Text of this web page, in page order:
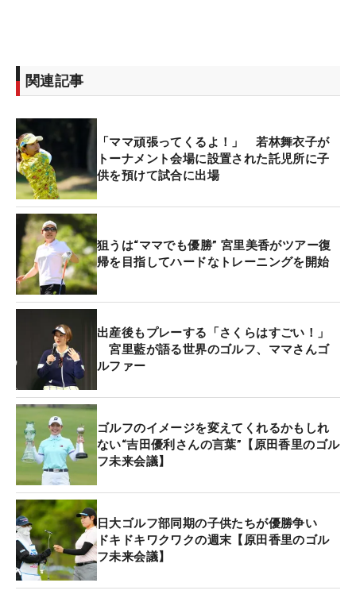
関連記事
「ママ頑張ってくるよ！」 若林舞衣子が
トーナメント会場に設置された託児所に子
供を預けて試合に出場
狙うは“ママでも優勝” 宮里美香がツアー復
帰を目指してハードなトレーニングを開始
出産後もプレーする「さくらはすごい！」
宮里藍が語る世界のゴルフ、ママさんゴ
ルファー
ゴルフのイメージを変えてくれるかもしれ
ない“吉田優利さんの言葉”【原田香里のゴル
フ未来会議】
日大ゴルフ部同期の子供たちが優勝争い
ドキドキワクワクの週末【原田香里のゴル
フ未来会議】